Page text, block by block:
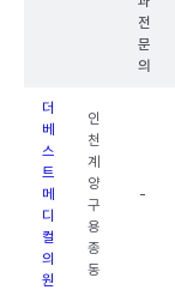
전
문
의
더
베
스
트
메
디
컬
의
원
인
천
계
양
구
용
종
동
-